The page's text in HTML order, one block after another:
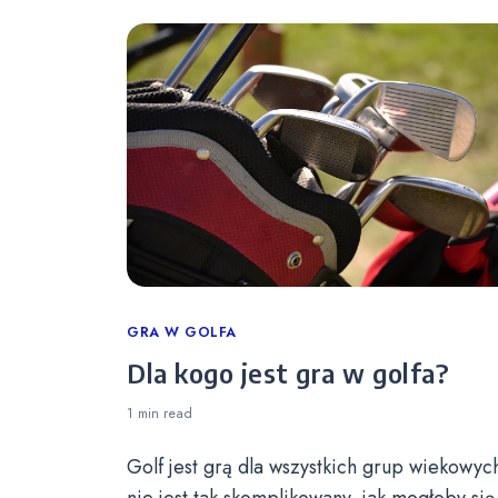
Categories
GRA W GOLFA
Dla kogo jest gra w golfa?
1 min read
Golf jest grą dla wszystkich grup